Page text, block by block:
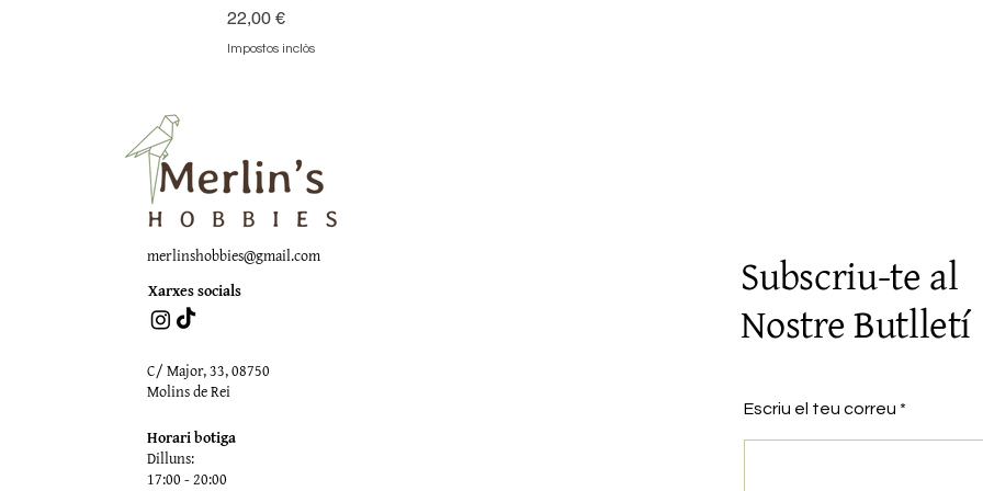
Preu
22,00 €
Impostos inclòs
merlinshobbies@gmail.com
Xarxes socials
C/ Major, 33, 08750
Molins de Rei
Horari botiga
Dilluns:
17:00 - 20:00
Subscriu-te al
Nostre Butlletí
Escriu el teu correu